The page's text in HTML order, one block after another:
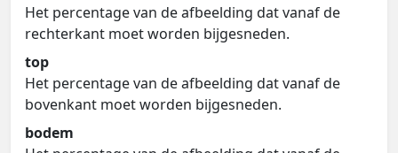
Het percentage van de afbeelding dat vanaf de
rechterkant moet worden bijgesneden.
top
Het percentage van de afbeelding dat vanaf de
bovenkant moet worden bijgesneden.
bodem